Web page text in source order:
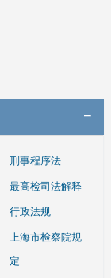
刑事程序法
最高检司法解释
行政法规
上海市检察院规
定